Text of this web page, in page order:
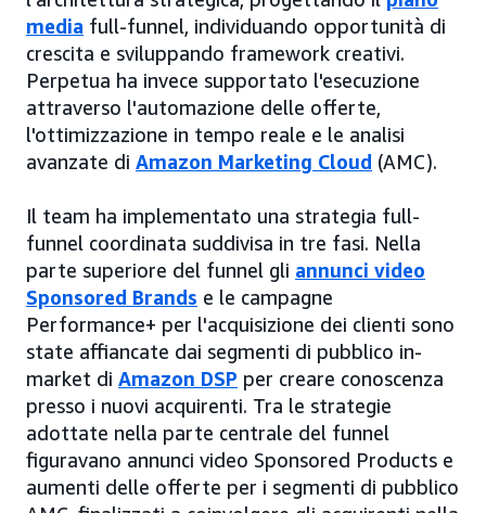
media full-funnel, individuando opportunità di
crescita e sviluppando framework creativi.
Perpetua ha invece supportato l'esecuzione
attraverso l'automazione delle offerte,
l'ottimizzazione in tempo reale e le analisi
avanzate di Amazon Marketing Cloud (AMC).
Il team ha implementato una strategia full-
funnel coordinata suddivisa in tre fasi. Nella
parte superiore del funnel gli annunci video
Sponsored Brands e le campagne
Performance+ per l'acquisizione dei clienti sono
state affiancate dai segmenti di pubblico in-
market di Amazon DSP per creare conoscenza
presso i nuovi acquirenti. Tra le strategie
adottate nella parte centrale del funnel
figuravano annunci video Sponsored Products e
aumenti delle offerte per i segmenti di pubblico